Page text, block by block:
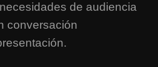
de audiencia
conversación